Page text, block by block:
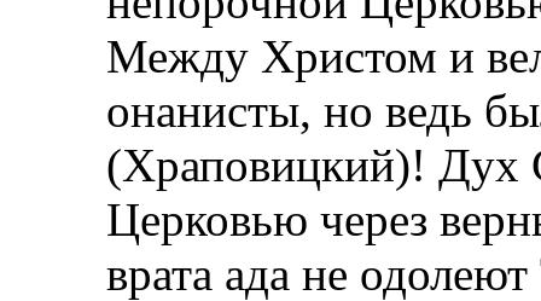
Между Христом и
онанисты, но ведь
(Храповицкий)! Дух
Церковью через
врата ада не